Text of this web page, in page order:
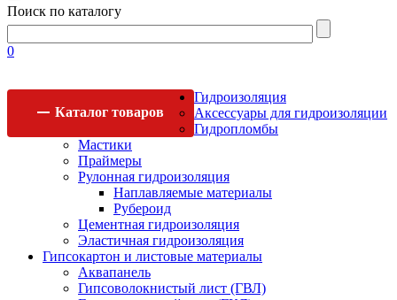
Поиск по каталогу
0
Каталог товаров
Гидроизоляция
Аксессуары для гидроизоляции
Гидропломбы
Мастики
Праймеры
Рулонная гидроизоляция
Наплавляемые материалы
Рубероид
Цементная гидроизоляция
Эластичная гидроизоляция
Гипсокартон и листовые материалы
Аквапанель
Гипсоволокнистый лист (ГВЛ)